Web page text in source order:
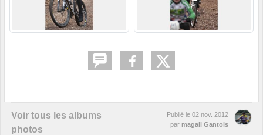
Voir tous les albums
photos
Publié le 02 nov. 2012
par magali Gantois